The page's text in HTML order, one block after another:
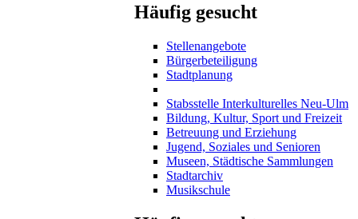
Häufig gesucht
Stellenangebote
Bürgerbeteiligung
Stadtplanung
Stabsstelle Interkulturelles Neu-Ulm
Bildung, Kultur, Sport und Freizeit
Betreuung und Erziehung
Jugend, Soziales und Senioren
Museen, Städtische Sammlungen
Stadtarchiv
Musikschule